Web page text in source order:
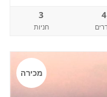
4
3
חניות
מכירה